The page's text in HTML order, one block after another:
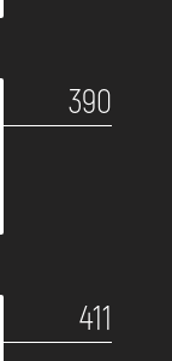
390
411